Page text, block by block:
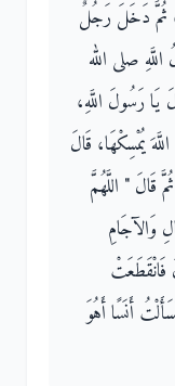
ثُمَّ دَخَلَ رَجُلٌ
صلى الله
يَا رَسُولَ اللَّهِ،
يُمْسِكْهَا، قَالَ
قَالَ ‏"‏ اللَّهُمَّ
وَالآجَامِ
فَانْقَطَعَتْ
أَنَسًا أَهُوَ